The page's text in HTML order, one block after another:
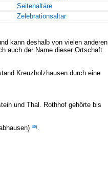
Seitenaltäre
Zelebrationsaltar
kann deshalb von vielen anderen
auch der Name dieser Ortschaft
Kreuzholzhausen durch eine
und Thal. Rothhof gehörte bis
) 40)